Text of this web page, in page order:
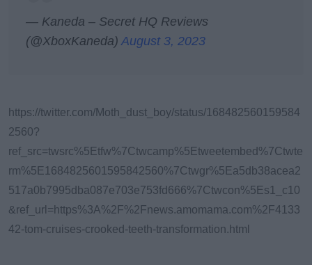
— Kaneda – Secret HQ Reviews
(@XboxKaneda)August 3, 2023
https://twitter.com/Moth_dust_boy/status/168482560159584
2560?
ref_src=twsrc%5Etfw%7Ctwcamp%5Etweetembed%7Ctwte
rm%5E1684825601595842560%7Ctwgr%5Ea5db38acea2
517a0b7995dba087e703e753fd666%7Ctwcon%5Es1_c10
&ref_url=https%3A%2F%2Fnews.amomama.com%2F4133
42-tom-cruises-crooked-teeth-transformation.html